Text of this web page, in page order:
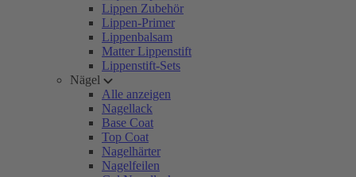
Lippen Zubehör
Lippen-Primer
Lippenbalsam
Matter Lippenstift
Lippenstift-Sets
Nägel
Alle anzeigen
Nagellack
Base Coat
Top Coat
Nagelhärter
Nagelfeilen